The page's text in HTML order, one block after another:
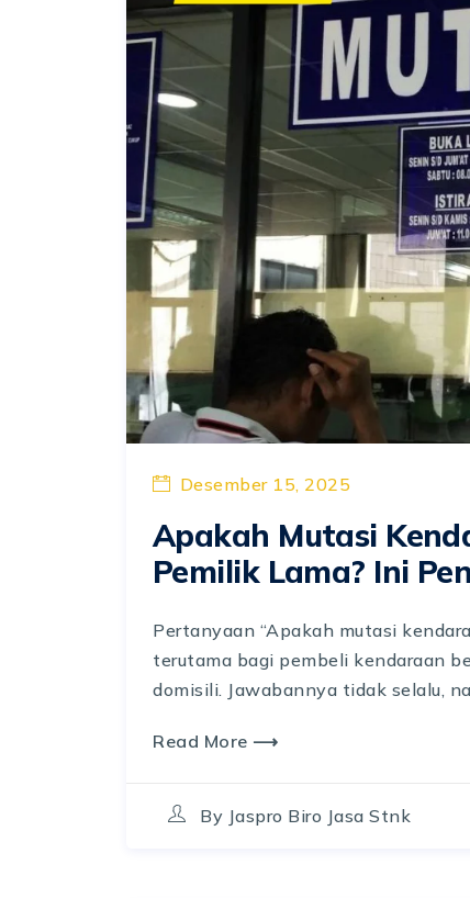
Desember 15, 2025
Apakah Mutasi
Pemilik Lama? Ini
Pertanyaan “Apakah mutasi
terutama bagi pembeli kendaraan
domisili. Jawabannya tidak selalu,
Read More ⟶
By Jaspro Biro Jasa Stnk